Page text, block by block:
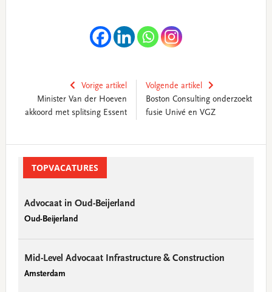
Vorige artikel
Minister Van der Hoeven
akkoord met splitsing Essent
Volgende artikel
Boston Consulting onderzoekt
fusie Univé en VGZ
SidebarTOPVACATURES
Advocaat in Oud-Beijerland
Oud-Beijerland
Mid-Level Advocaat Infrastructure & Construction
Amsterdam